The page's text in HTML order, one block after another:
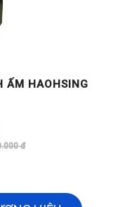
ẤM HAOHSING
đ